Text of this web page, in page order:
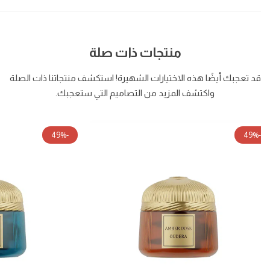
منتجات ذات صلة
قد تعجبك أيضًا هذه الاختيارات الشهيرة! استكشف منتجاتنا ذات الصلة
واكتشف المزيد من التصاميم التي ستعجبك.
-49%